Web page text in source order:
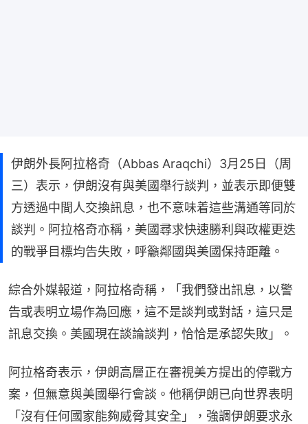
伊朗外長阿拉格奇（Abbas Araqchi）3月25日（周
三）表示，伊朗沒有與美國舉行談判，並表示即便雙
方透過中間人交換訊息，也不意味着這些溝通等同於
談判。阿拉格奇亦稱，美國尋求快速勝利與政權更迭
的戰爭目標均告失敗，呼籲鄰國與美國保持距離。
綜合外媒報道，阿拉格奇稱，「我們發出訊息，以警
告或表明立場作為回應，這不是談判或對話，這只是
訊息交換。美國現在談論談判，恰恰是承認失敗」。
阿拉格奇表示，伊朗高層正在審視美方提出的停戰方
案，但無意與美國舉行會談。他稱伊朗已向世界表明
「沒有任何國家能夠威脅其安全」，強調伊朗要求永